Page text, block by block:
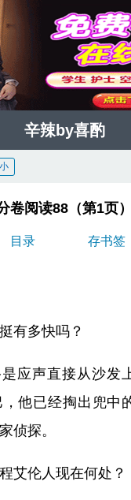
辛辣by喜酌
小
卷阅读88（第1页）
目录 存书签
有多快吗？
应声直接从沙发
他已经掏出兜中
侦探。
艾伦人现在何处？